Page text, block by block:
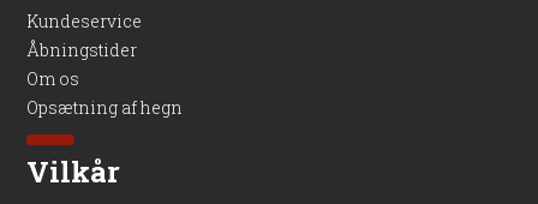
Kundeservice
Åbningstider
Om os
Opsætning af hegn
Vilkår